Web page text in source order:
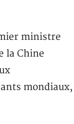
ministre
la Chine
mondiaux,